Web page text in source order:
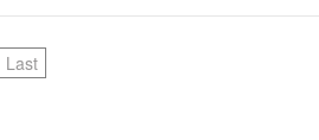
Last